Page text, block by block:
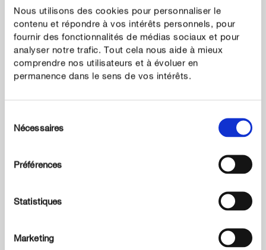
Nous utilisons des cookies pour personnaliser le
contenu et répondre à vos intérêts personnels, pour
fournir des fonctionnalités de médias sociaux et pour
analyser notre trafic. Tout cela nous aide à mieux
comprendre nos utilisateurs et à évoluer en
permanence dans le sens de vos intérêts.
duNécessaires
Préférences
Statistiques
Marketing
Terreau Universel UAB Sans Tourbe Algoflash Naturasol